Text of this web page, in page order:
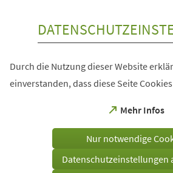
Durch die Nutzung dieser Website
einverstanden, dass diese Seite
Mehr Infos
(Öffnet
einem
Tab)
Nur notwendige
Datenschutzeinstellungen